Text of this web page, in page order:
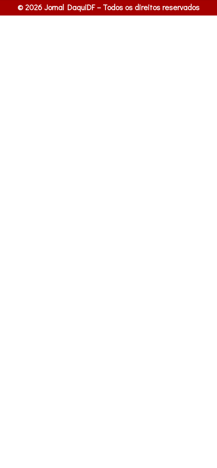
© 2026 Jornal DaquiDF – Todos os direitos reservados